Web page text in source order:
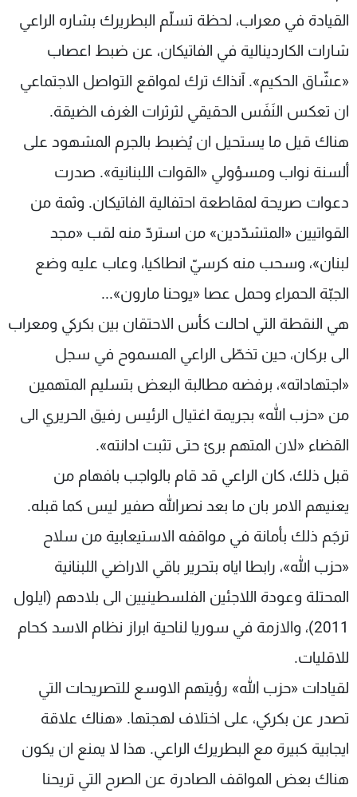
القيادة في معراب، لحظة تسلّم البطريرك بشاره الراعي
شارات الكاردينالية في الفاتيكان، عن ضبط اعصاب
«عشّاق الحكيم». آنذاك ترك لمواقع التواصل الاجتماعي
ان تعكس النَفَس الحقيقي لثرثرات الغرف الضيقة.
هناك قيل ما يستحيل ان يُضبط بالجرم المشهود على
ألسنة نواب ومسؤولي «القوات اللبنانية». صدرت
دعوات صريحة لمقاطعة احتفالية الفاتيكان. وثمة من
القواتيين «المتشدّدين» من استردّ منه لقب «مجد
لبنان»، وسحب منه كرسيّ انطاكيا، وعاب عليه وضع
الجبّة الحمراء وحمل عصا «يوحنا مارون»...
هي النقطة التي احالت كأس الاحتقان بين بكركي ومعراب
الى بركان، حين تخطّى الراعي المسموح في سجل
«اجتهاداته»، برفضه مطالبة البعض بتسليم المتهمين
من «حزب الله» بجريمة اغتيال الرئيس رفيق الحريري الى
القضاء «لان المتهم برئ حتى تثبت ادانته».
قبل ذلك، كان الراعي قد قام بالواجب بافهام من
يعنيهم الامر بان ما بعد نصرالله صفير ليس كما قبله.
ترجَم ذلك بأمانة في مواقفه الاستيعابية من سلاح
«حزب الله»، رابطا اياه بتحرير باقي الاراضي اللبنانية
المحتلة وعودة اللاجئين الفلسطينيين الى بلادهم (ايلول
2011)، والازمة في سوريا لناحية ابراز نظام الاسد كحام
للاقليات.
لقيادات «حزب الله» رؤيتهم الاوسع للتصريحات التي
تصدر عن بكركي، على اختلاف لهجتها. «هناك علاقة
ايجابية كبيرة مع البطريرك الراعي. هذا لا يمنع ان يكون
هناك بعض المواقف الصادرة عن الصرح التي تريحنا